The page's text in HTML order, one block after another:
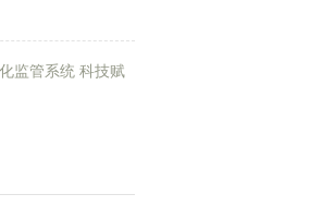
监管系统 科技赋